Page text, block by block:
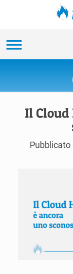
Il Cloud
Pubblicato